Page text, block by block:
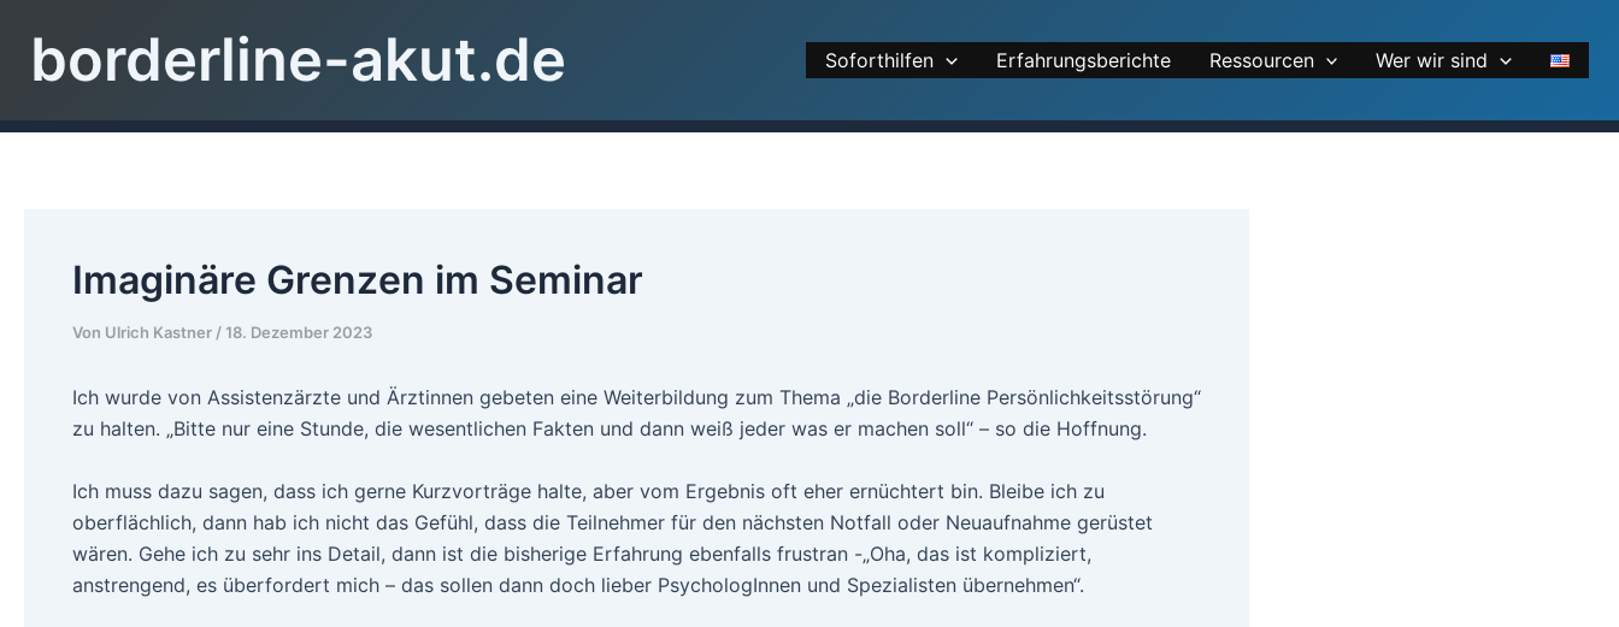
Inhalt
springen
borderline-akut.de Soforthilfen Erfahrungsberichte Ressourcen Wer wir sind
Imaginäre Grenzen im Seminar
Von Ulrich Kastner /18. Dezember 2023
Ich wurde von Assistenzärzte und Ärztinnen gebeten eine Weiterbildung zum Thema „die Borderline Persönlichkeitsstörung“
zu halten. „Bitte nur eine Stunde, die wesentlichen Fakten und dann weiß jeder was er machen soll“ – so die Hoffnung.
Ich muss dazu sagen, dass ich gerne Kurzvorträge halte, aber vom Ergebnis oft eher ernüchtert bin. Bleibe ich zu
oberflächlich, dann hab ich nicht das Gefühl, dass die Teilnehmer für den nächsten Notfall oder Neuaufnahme gerüstet
wären. Gehe ich zu sehr ins Detail, dann ist die bisherige Erfahrung ebenfalls frustran -„Oha, das ist kompliziert,
anstrengend, es überfordert mich – das sollen dann doch lieber PsychologInnen und Spezialisten übernehmen“.